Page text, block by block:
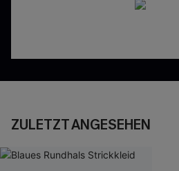
ZULETZT ANGESEHEN